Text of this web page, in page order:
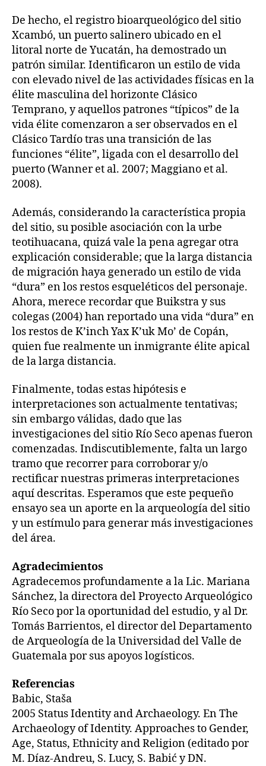
De hecho, el registro bioarqueológico del sitio
Xcambó, un puerto salinero ubicado en el
litoral norte de Yucatán, ha demostrado un
patrón similar. Identificaron un estilo de vida
con elevado nivel de las actividades físicas en la
élite masculina del horizonte Clásico
Temprano, y aquellos patrones “típicos” de la
vida élite comenzaron a ser observados en el
Clásico Tardío tras una transición de las
funciones “élite”, ligada con el desarrollo del
puerto (Wanner et al. 2007; Maggiano et al.
2008).
Además, considerando la característica propia
del sitio, su posible asociación con la urbe
teotihuacana, quizá vale la pena agregar otra
explicación considerable; que la larga distancia
de migración haya generado un estilo de vida
“dura” en los restos esqueléticos del personaje.
Ahora, merece recordar que Buikstra y sus
colegas (2004) han reportado una vida “dura” en
los restos de K’inch Yax K’uk Mo’ de Copán,
quien fue realmente un inmigrante élite apical
de la larga distancia.
Finalmente, todas estas hipótesis e
interpretaciones son actualmente tentativas;
sin embargo válidas, dado que las
investigaciones del sitio Río Seco apenas fueron
comenzadas. Indiscutiblemente, falta un largo
tramo que recorrer para corroborar y/o
rectificar nuestras primeras interpretaciones
aquí descritas. Esperamos que este pequeño
ensayo sea un aporte en la arqueología del sitio
y un estímulo para generar más investigaciones
del área.
Agradecimientos
Agradecemos profundamente a la Lic. Mariana
Sánchez, la directora del Proyecto Arqueológico
Río Seco por la oportunidad del estudio, y al Dr.
Tomás Barrientos, el director del Departamento
de Arqueología de la Universidad del Valle de
Guatemala por sus apoyos logísticos.
Referencias
Babic, Staša
2005 Status Identity and Archaeology. En The
Archaeology of Identity. Approaches to Gender,
Age, Status, Ethnicity and Religion (editado por
M. Díaz-Andreu, S. Lucy, S. Babić y DN.